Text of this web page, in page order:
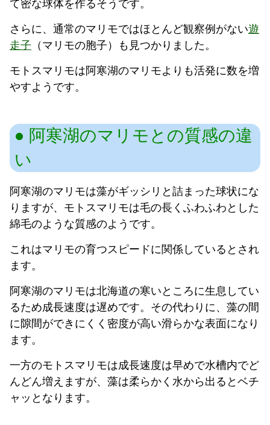
て密な球体を作るそうです。
さらに、通常のマリモではほとんど観察例がない遊
走子 （マリモの胞子）も見つかりました。
モトスマリモは阿寒湖のマリモよりも活発に数を増
やすようです。
阿寒湖のマリモとの質感の違
い
阿寒湖のマリモは藻がギッシリと詰まった球状にな
りますが、モトスマリモは毛の長くふわふわとした
綿毛のような質感のようです。
これはマリモの育つスピードに関係しているとされ
ます。
阿寒湖のマリモは北海道の寒いところに生息してい
るため成長速度は遅めです。その代わりに、藻の間
に隙間ができにくく密度が高い滑らかな表面になり
ます。
一方のモトスマリモは成長速度は早めで水槽内でど
んどん増えますが、藻は柔らかく水から出るとベチ
ャッとなります。